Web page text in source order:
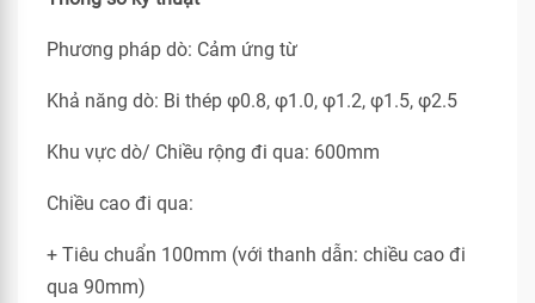
Phương pháp dò: Cảm ứng từ
Khả năng dò: Bi thép φ0.8, φ1.0, φ1.2, φ1.5, φ2.5
Khu vực dò/ Chiều rộng đi qua: 600mm
Chiều cao đi qua:
+ Tiêu chuẩn 100mm (với thanh dẫn: chiều cao đi
qua 90mm)